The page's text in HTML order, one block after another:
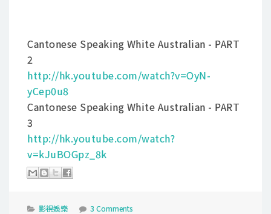
Cantonese Speaking White Australian - PART
2
http://hk.youtube.com/watch?v=OyN-
yCep0u8
Cantonese Speaking White Australian - PART
3
http://hk.youtube.com/watch?
v=kJuBOGpz_8k
影視娛樂 3 Comments